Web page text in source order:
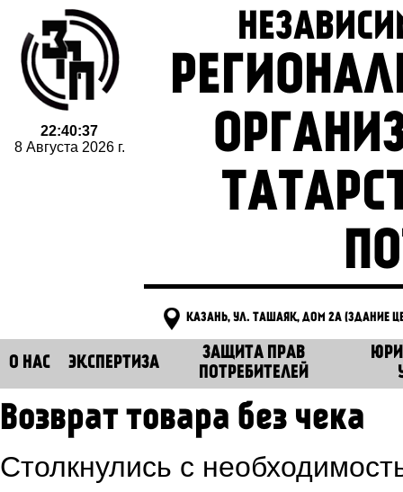
22:40:37
8 Августа 2026 г.
КАЗАНЬ, УЛ. ТАШАЯК, ДОМ 2А (ЗДАНИЕ
О НАС ЭКСПЕРТИЗА
ЗАЩИТА ПРАВ
ПОТРЕБИТЕЛЕЙ
Возврат товара без чека
Столкнулись с